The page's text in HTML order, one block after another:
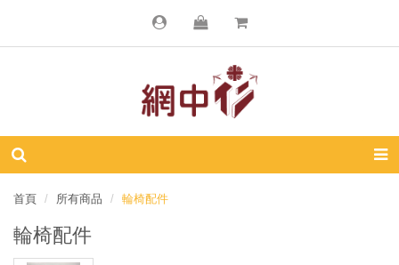
首頁 所有商品 輪椅配件
輪椅配件